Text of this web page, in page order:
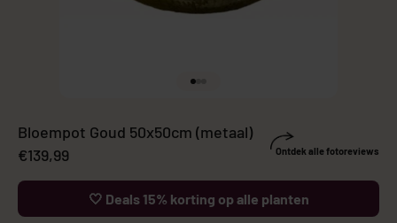
Bloempot Goud 50x50cm (metaal)
Aanbiedingsprijs
€139,99 Ontdek alle fotoreviews
🤍 Deals 15% korting op alle planten